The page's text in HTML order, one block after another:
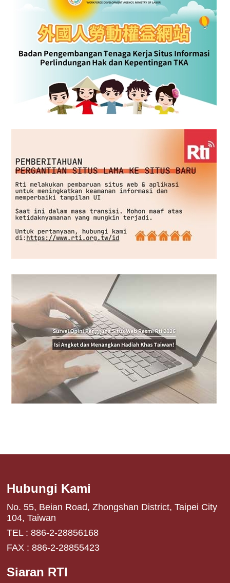
Hubungi Kami
No. 55, Beian Road, Zhongshan District, Taipei City
104, Taiwan
TEL : 886-2-28856168
FAX : 886-2-28855423
Siaran RTI